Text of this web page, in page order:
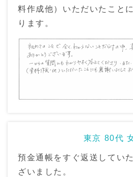
料作成他）いただいたこと
ります。
東京 80代
預金通帳をすぐ返送してい
ざいました。